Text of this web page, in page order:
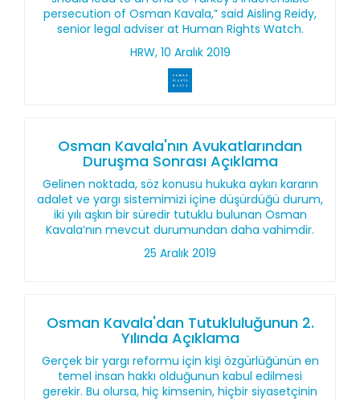
persecution of Osman Kavala,” said Aisling Reidy,
senior legal adviser at Human Rights Watch.
HRW, 10 Aralık 2019
Osman Kavala'nın Avukatlarından
Duruşma Sonrası Açıklama
Gelinen noktada, söz konusu hukuka aykırı kararın
adalet ve yargı sistemimizi içine düşürdüğü durum,
iki yılı aşkın bir süredir tutuklu bulunan Osman
Kavala’nın mevcut durumundan daha vahimdir.
25 Aralık 2019
Osman Kavala'dan Tutukluluğunun 2.
Yılında Açıklama
Gerçek bir yargı reformu için kişi özgürlüğünün en
temel insan hakkı olduğunun kabul edilmesi
gerekir. Bu olursa, hiç kimsenin, hiçbir siyasetçinin